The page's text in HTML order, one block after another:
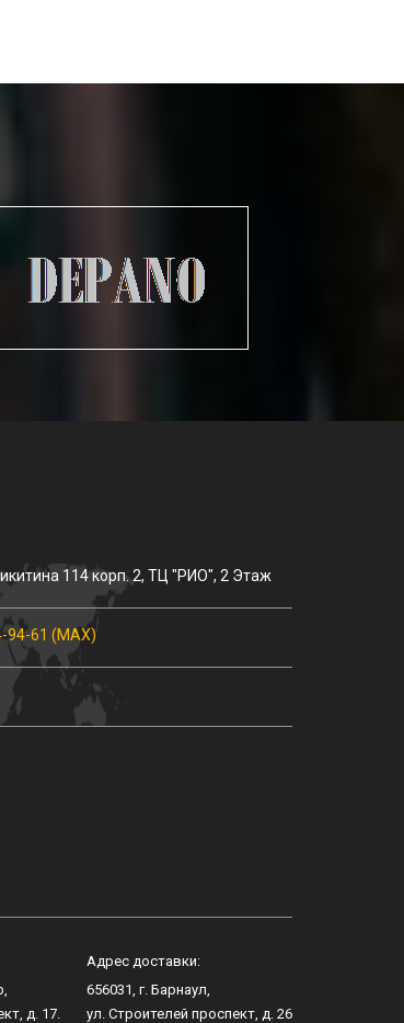
114 корп. 2, ТЦ "РИО", 2 Этаж
94-61 (MAX)
,
д. 17.
Адрес доставки:
656031, г. Барнаул,
ул. Строителей проспект, д. 26